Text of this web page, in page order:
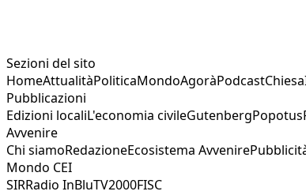
Sezioni del sito
HomeAttualitàPoliticaMondoAgoràPodcastChiesa
Pubblicazioni
Edizioni localiL'economia civileGutenbergPopotus
Avvenire
Chi siamoRedazioneEcosistema Avvenire
Mondo CEI
SIRRadio InBluTV2000FISC